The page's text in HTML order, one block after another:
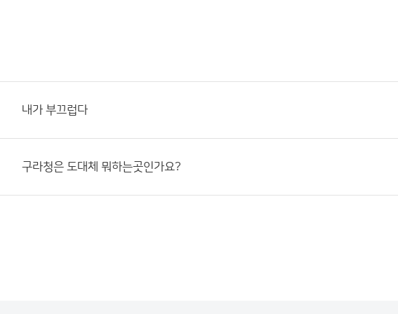
내가 부끄럽다
구라청은 도대체 뭐하는곳인가요?